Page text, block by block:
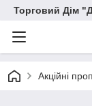
Торговий Дім
Акційні